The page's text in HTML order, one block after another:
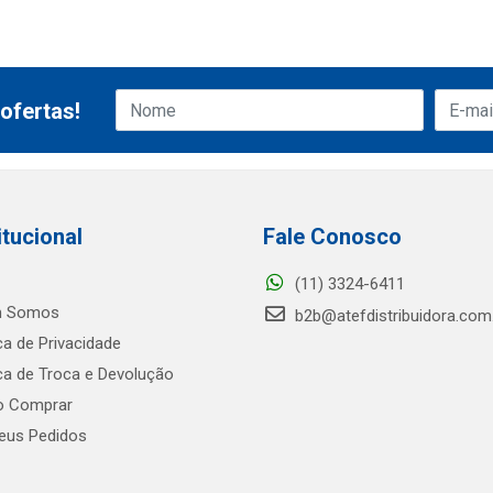
Somos
de Privacidade
de Troca e Devolução
Comprar
Pedidos
Fale Conosco
(11) 3324-6411